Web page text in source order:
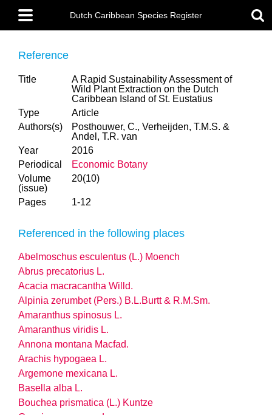
main
content
Main
menu
Dutch Caribbean Species Register
Reference
Title
A Rapid Sustainability Assessment of
Wild Plant Extraction on the Dutch
Caribbean Island of St. Eustatius
Type
Article
Authors(s)
Posthouwer, C., Verheijden, T.M.S. &
Andel, T.R. van
Year
2016
Periodical
Economic Botany
Volume
(issue)
20(10)
Pages 1-12
Referenced in the following places
Abelmoschus esculentus (L.) Moench
Abrus precatorius L.
Acacia macracantha Willd.
Alpinia zerumbet (Pers.) B.L.Burtt & R.M.Sm.
Amaranthus spinosus L.
Amaranthus viridis L.
Annona montana Macfad.
Arachis hypogaea L.
Argemone mexicana L.
Basella alba L.
Bouchea prismatica (L.) Kuntze